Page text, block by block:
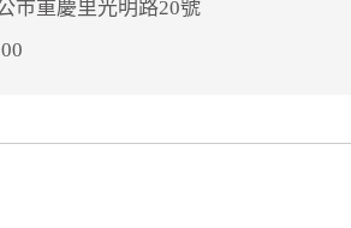
重慶里光明路20號